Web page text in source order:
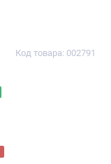
Код товара: 002791